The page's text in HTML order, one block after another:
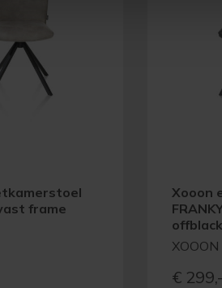
frame
Xooon
offblack
XOOON
€ 299,-